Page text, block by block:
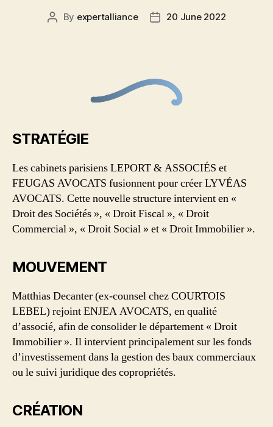
By expertalliance 20 June 2022
STRATÉGIE
Les cabinets parisiens LEPORT & ASSOCIÉS et
FEUGAS AVOCATS fusionnent pour créer LYVÉAS
AVOCATS. Cette nouvelle structure intervient en «
Droit des Sociétés », « Droit Fiscal », « Droit
Commercial », « Droit Social » et « Droit Immobilier ».
MOUVEMENT
Matthias Decanter (ex-counsel chez COURTOIS
LEBEL) rejoint ENJEA AVOCATS, en qualité
d’associé, afin de consolider le département « Droit
Immobilier ». Il intervient principalement sur les fonds
d’investissement dans la gestion des baux commerciaux
ou le suivi juridique des copropriétés.
CRÉATION